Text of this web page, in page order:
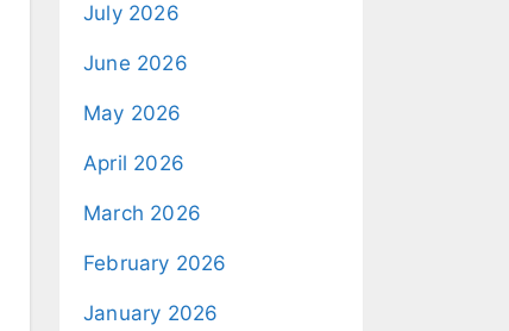
July 2026
June 2026
May 2026
April 2026
March 2026
February 2026
January 2026